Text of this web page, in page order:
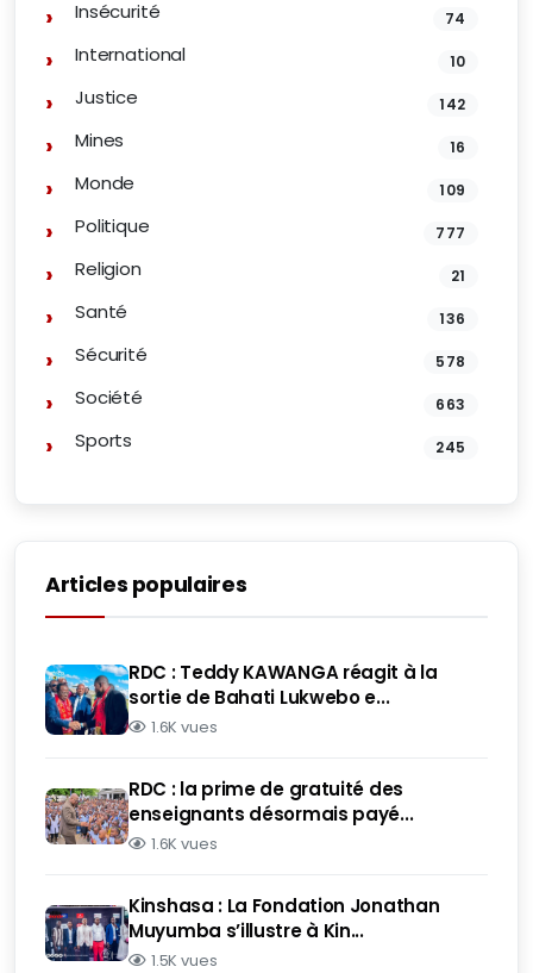
Insécurité 74
International 10
Justice 142
Mines 16
Monde 109
Politique 777
Religion 21
Santé 136
Sécurité 578
Société 663
Sports 245
Articles populaires
RDC : Teddy KAWANGA réagit à la
sortie de Bahati Lukwebo e...
1.6K vues
RDC : la prime de gratuité des
enseignants désormais payé...
1.6K vues
Kinshasa : La Fondation Jonathan
Muyumba s’illustre à Kin...
1.5K vues